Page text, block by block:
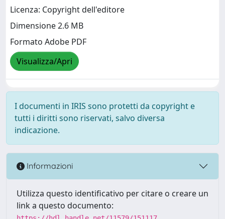
Licenza: Copyright dell'editore
Dimensione 2.6 MB
Formato Adobe PDF
Visualizza/Apri
I documenti in IRIS sono protetti da copyright e
tutti i diritti sono riservati, salvo diversa
indicazione.
Informazioni
Utilizza questo identificativo per citare o creare un
link a questo documento: